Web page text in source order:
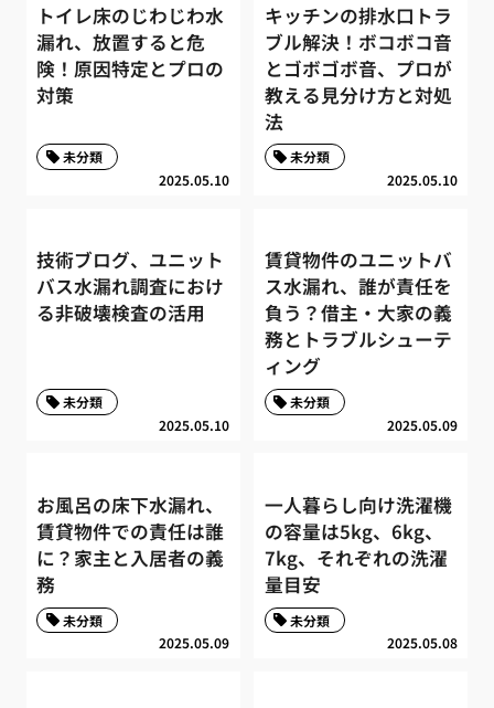
トイレ床のじわじわ水
漏れ、放置すると危
険！原因特定とプロの
対策
2025.05.10
未分類
キッチンの排水口トラ
ブル解決！ボコボコ音
とゴボゴボ音、プロが
教える見分け方と対処
法
2025.05.10
未分類
技術ブログ、ユニット
バス水漏れ調査におけ
る非破壊検査の活用
2025.05.10
未分類
賃貸物件のユニットバ
ス水漏れ、誰が責任を
負う？借主・大家の義
務とトラブルシューテ
ィング
2025.05.09
未分類
お風呂の床下水漏れ、
賃貸物件での責任は誰
に？家主と入居者の義
務
2025.05.09
未分類
一人暮らし向け洗濯機
の容量は5kg、6kg、
7kg、それぞれの洗濯
量目安
2025.05.08
未分類